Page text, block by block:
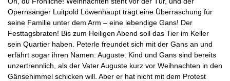
Opernsänger Luitpold Löwenhaupt trägt eine Überraschung für
seine Familie unter dem Arm – eine lebendige Gans! Der
Festtagsbraten! Bis zum Heiligen Abend soll das Tier im Keller
sein Quartier haben. Peterle freundet sich mit der Gans an und
erfährt sogar ihren Namen: Auguste. Kind und Gans sind bereits
unzertrennlich, als der Vater Auguste kurz vor Weihnachten in den
Gänsehimmel schicken will. Aber er hat nicht mit dem Protest